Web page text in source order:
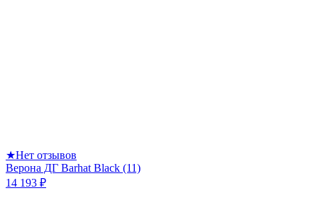
★Нет отзывов
Верона ДГ Barhat Black (11)
14 193 ₽